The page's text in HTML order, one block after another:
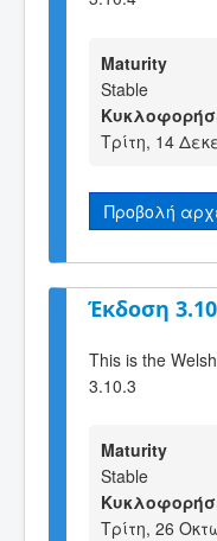
Maturity
Stable
Τρίτη, 14
Προβολή
Έκδοση
This is the
3.10.3
Maturity
Stable
Τρίτη, 26